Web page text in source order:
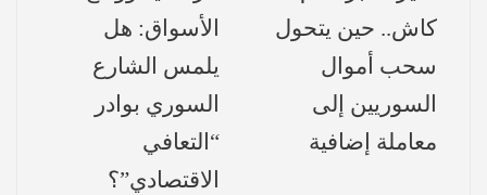
السورية.
خذلان عربي مقصود
الشارع المؤيد يقرأ دخول بعض القوى العربية
على خط الأزمة في السويداء كخطوة تهدف
كاش.. حين يتحول
سحب أموال
السوريين إلى
معاملة إضافية
الأسواق: هل
يلمس الشارع
السوري بوادر
“التعافي
الاقتصادي”؟